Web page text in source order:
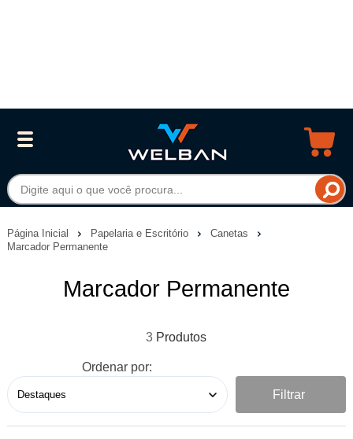
Página Inicial Papelaria e Escritório
Canetas
Marcador Permanente
Marcador Permanente
3
Ordenar por:
Filtrar